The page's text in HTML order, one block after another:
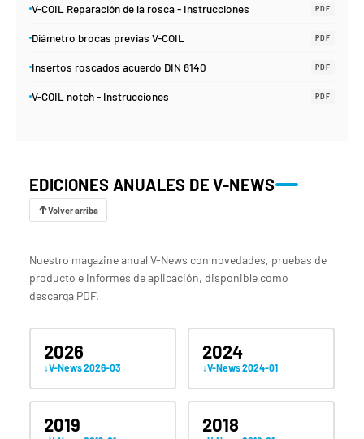
V-COIL Reparación de la rosca - Instrucciones PDF
Diámetro brocas previas V-COIL PDF
Insertos roscados acuerdo DIN 8140 PDF
V-COIL notch - Instrucciones PDF
EDICIONES ANUALES DE V-NEWS
Volver arriba
Nuestro magazine anual V-News con novedades, pruebas de
producto e informes de aplicación, disponible como
descarga PDF.
2026
V-News 2026-03
2024
V-News 2024-01
2019 2018